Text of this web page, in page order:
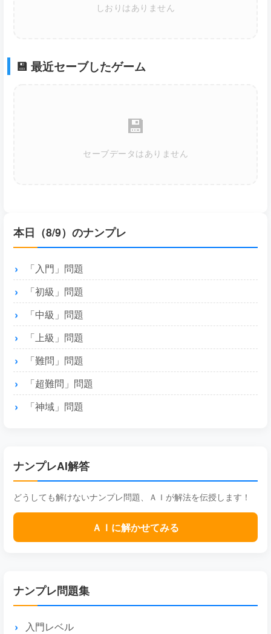
しおりはありません
💾 最近セーブしたゲーム
💾
セーブデータはありません
本日（8/9）のナンプレ
「入門」問題
「初級」問題
「中級」問題
「上級」問題
「難問」問題
「超難問」問題
「神域」問題
ナンプレAI解答
どうしても解けないナンプレ問題、ＡＩが解法を伝授します！
ＡＩに解かせてみる
ナンプレ問題集
入門レベル